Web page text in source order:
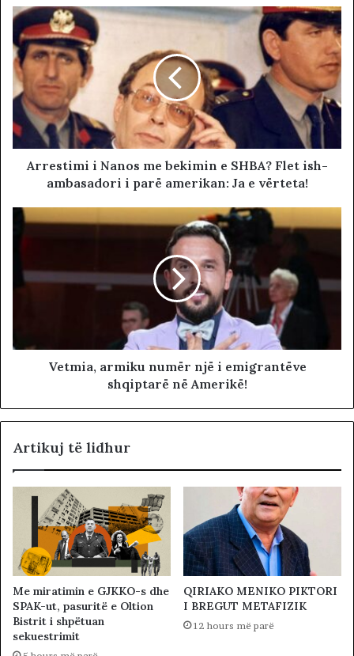
Arrestimi i Nanos me bekimin e SHBA? Flet ish-
ambasadori i parë amerikan: Ja e vërteta!
Vetmia, armiku numër një i emigrantëve
shqiptarë në Amerikë!
Artikuj të lidhur
Me miratimin e GJKKO-s dhe
SPAK-ut, pasuritë e Oltion
Bistrit i shpëtuan
sekuestrimit
QIRIAKO MENIKO PIKTORI
I BREGUT METAFIZIK
12 hours më parë